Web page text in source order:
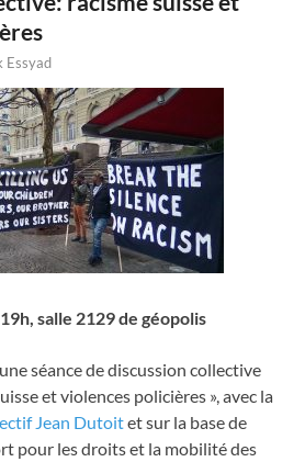
Essyad
salle 2129 de géopolis
séance de discussion collective
et violences policières », avec la
Jean Dutoitet sur la base de
pour les droits et la mobilité des